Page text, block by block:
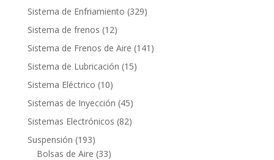
productos
Sistema de Enfriamiento 329329
Sistema de frenos 1212
productos
Sistema de Frenos de Aire 141 141
Sistema de Lubricación 1515
Sistema Eléctrico 1010
productos
Sistemas de Inyección 4545
productos
Sistemas Electrónicos 8282
Suspensión 193193
productos
Bolsas de Aire 3333